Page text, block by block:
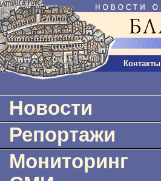
Контакты
Новости
Репортажи
Мониторинг